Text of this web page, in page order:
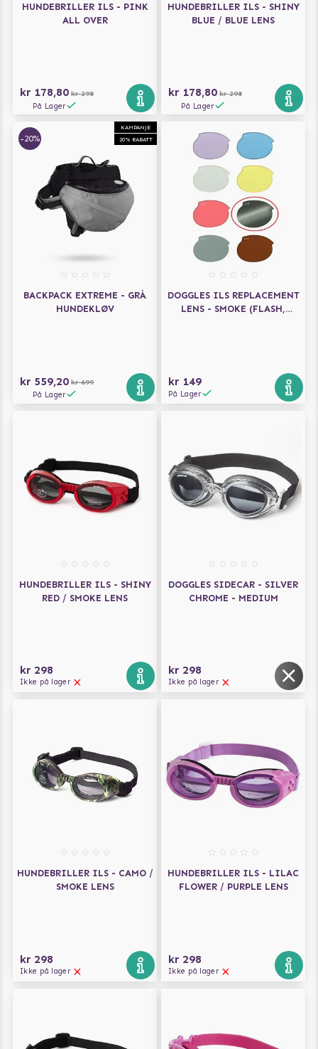
HUNDEBRILLER ILS - PINK
ALL OVER
kr 178,80 kr 298
På Lager
HUNDEBRILLER ILS - SHINY
BLUE / BLUE LENS
kr 178,80 kr 298
På Lager
KAMPANJE
20% RABATT
-20%
BACKPACK EXTREME - GRÅ
HUNDEKLØV
kr 559,20 kr 699
På Lager
DOGGLES ILS REPLACEMENT
LENS - SMOKE (FLASH,
kr 149
På Lager
HUNDEBRILLER ILS - SHINY
RED / SMOKE LENS
kr 298
Ikke på lager
DOGGLES SIDECAR - SILVER
CHROME - MEDIUM
kr 298
Ikke på lager
HUNDEBRILLER ILS - CAMO /
SMOKE LENS
kr 298
Ikke på lager
HUNDEBRILLER ILS - LILAC
FLOWER / PURPLE LENS
kr 298
Ikke på lager